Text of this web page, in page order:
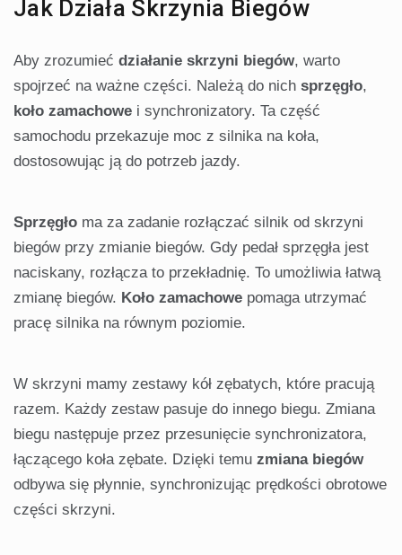
Jak Działa Skrzynia Biegów
Aby zrozumieć działanie skrzyni biegów, warto
spojrzeć na ważne części. Należą do nich sprzęgło,
koło zamachowe i synchronizatory. Ta część
samochodu przekazuje moc z silnika na koła,
dostosowując ją do potrzeb jazdy.
Sprzęgło ma za zadanie rozłączać silnik od skrzyni
biegów przy zmianie biegów. Gdy pedał sprzęgła jest
naciskany, rozłącza to przekładnię. To umożliwia łatwą
zmianę biegów. Koło zamachowe pomaga utrzymać
pracę silnika na równym poziomie.
W skrzyni mamy zestawy kół zębatych, które pracują
razem. Każdy zestaw pasuje do innego biegu. Zmiana
biegu następuje przez przesunięcie synchronizatora,
łączącego koła zębate. Dzięki temu zmiana biegów
odbywa się płynnie, synchronizując prędkości obrotowe
części skrzyni.